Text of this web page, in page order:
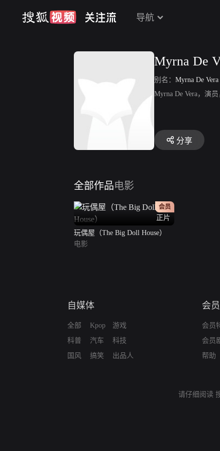
导航
Myrna De
别名： Myrna De Vera
Myrna De Vera，演
分享
全部作品电影
正片
会员
玩偶屋（The Big Doll House）
电影
自媒体
全部
科普
国风
Kpop
汽车
搞笑
游戏
科技
出品人
会员
会员
会员
帮助
请仔细阅读